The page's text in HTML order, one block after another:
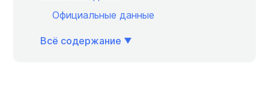
Официальные данные
Всё содержание